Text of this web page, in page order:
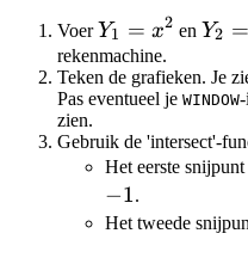
VoerY_1
=
x^2
Y1 = x2 en Y_2
2x
+ 3
Y2 =
rekenmachine.
Teken de grafieken. Je
Pas eventueel je WINDOW
zien.
Gebruik de 'intersect'-
Het eerste
−1.
Het tweede